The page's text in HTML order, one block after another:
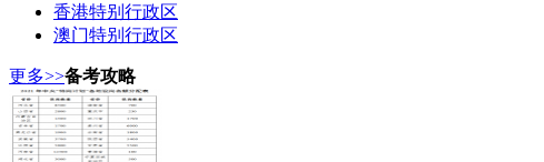
香港特别行政区
澳门特别行政区
更多>>备考攻略